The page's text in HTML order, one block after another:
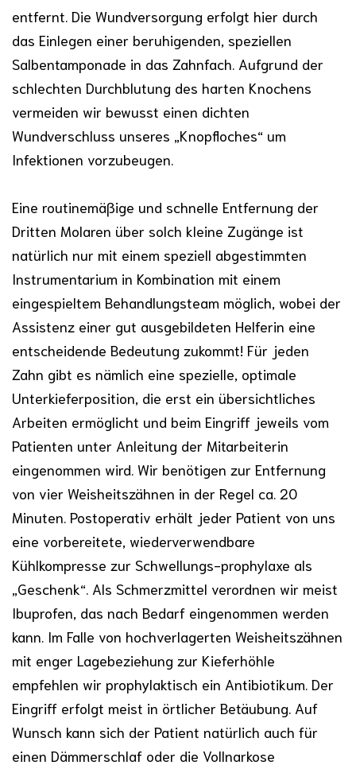
entfernt. Die Wundversorgung erfolgt hier durch
das Einlegen einer beruhigenden, speziellen
Salbentamponade in das Zahnfach. Aufgrund der
schlechten Durchblutung des harten Knochens
vermeiden wir bewusst einen dichten
Wundverschluss unseres „Knopfloches“ um
Infektionen vorzubeugen.
Eine routinemäßige und schnelle Entfernung der
Dritten Molaren über solch kleine Zugänge ist
natürlich nur mit einem speziell abgestimmten
Instrumentarium in Kombination mit einem
eingespieltem Behandlungsteam möglich, wobei der
Assistenz einer gut ausgebildeten Helferin eine
entscheidende Bedeutung zukommt! Für jeden
Zahn gibt es nämlich eine spezielle, optimale
Unterkieferposition, die erst ein übersichtliches
Arbeiten ermöglicht und beim Eingriff jeweils vom
Patienten unter Anleitung der Mitarbeiterin
eingenommen wird. Wir benötigen zur Entfernung
von vier Weisheitszähnen in der Regel ca. 20
Minuten. Postoperativ erhält jeder Patient von uns
eine vorbereitete, wiederverwendbare
Kühlkompresse zur Schwellungs-prophylaxe als
„Geschenk“. Als Schmerzmittel verordnen wir meist
Ibuprofen, das nach Bedarf eingenommen werden
kann. Im Falle von hochverlagerten Weisheitszähnen
mit enger Lagebeziehung zur Kieferhöhle
empfehlen wir prophylaktisch ein Antibiotikum. Der
Eingriff erfolgt meist in örtlicher Betäubung. Auf
Wunsch kann sich der Patient natürlich auch für
einen Dämmerschlaf oder die Vollnarkose